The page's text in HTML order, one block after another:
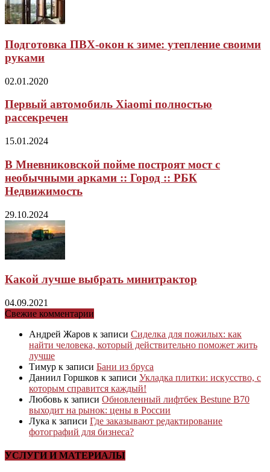
Подготовка ПВХ-окон к зиме: утепление своими
руками
02.01.2020
Первый автомобиль Xiaomi полностью
рассекречен
15.01.2024
В Мневниковской пойме построят мост с
необычными арками :: Город :: РБК
Недвижимость
29.10.2024
Какой лучше выбрать минитрактор
04.09.2021
Свежие комментарии
Андрей Жаров к записи Сиделка для пожилых: как
найти человека, который действительно поможет жить
лучше
Тимур к записи Бани из бруса
Даниил Горшков к записи Укладка плитки: искусство, с
которым справится каждый!
Любовь к записи Обновленный лифтбек Bestune B70
выходит на рынок: цены в России
Лука к записи Где заказывают редактирование
фотографий для бизнеса?
УСЛУГИ И МАТЕРИАЛЫ